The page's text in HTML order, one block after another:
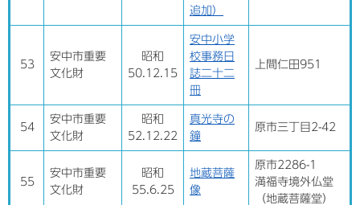
追加）
53
安中市重要
文化財
昭和
50.12.15
安中小学
校事務日
誌二十二
冊
上間仁田951
54
安中市重要
文化財
昭和
52.12.22
真光寺の
鐘
原市三丁目2-42
55
安中市重要
文化財
昭和
55.6.25
地蔵菩薩
像
原市2286-1
満福寺境外仏堂
（地蔵菩薩堂）